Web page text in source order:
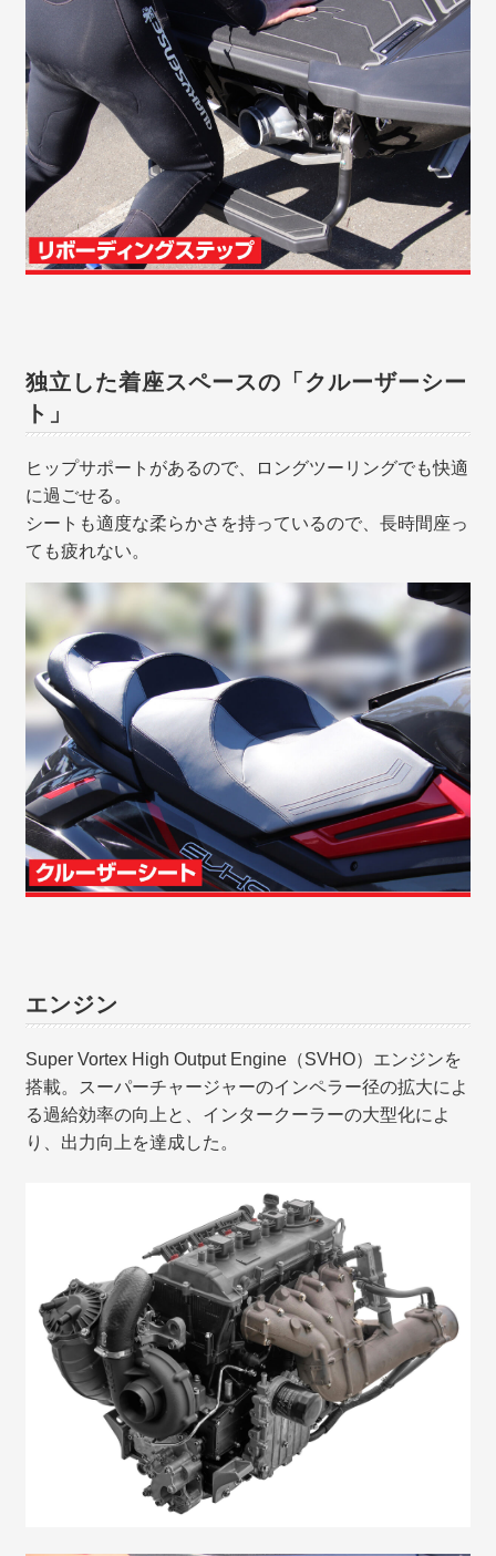
独立した着座スペースの「クルーザーシー
ト」
ヒップサポートがあるので、ロングツーリングでも快適
に過ごせる。
シートも適度な柔らかさを持っているので、長時間座っ
ても疲れない。
エンジン
Super Vortex High Output Engine（SVHO）エンジンを
搭載。スーパーチャージャーのインペラー径の拡大によ
る過給効率の向上と、インタークーラーの大型化によ
り、出力向上を達成した。